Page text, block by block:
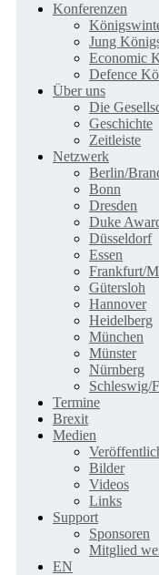
Konferenzen
Jung
Economic
Defence
Über uns
Die
Geschichte
Zeitleiste
Netzwerk
Berlin/
Bonn
Dresden
Duke
Düsseldorf
Essen
Frankfurt/
Gütersloh
Hannover
Heidelberg
München
Münster
Nürnberg
Schleswig/
Termine
Brexit
Medien
Bilder
Videos
Links
Support
Sponsoren
Mitglied
EN